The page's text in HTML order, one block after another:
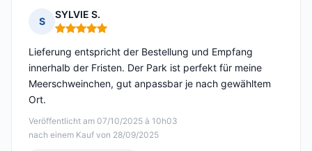
S
SYLVIE S.
Hinweis: 5 von 5
Veröffentlicht am 07/10/2025 à 10h03
nach einem Kauf von 28/09/2025
Lieferung entspricht der Bestellung und Empfang
innerhalb der Fristen. Der Park ist perfekt für meine
Meerschweinchen, gut anpassbar je nach gewähltem
Ort.